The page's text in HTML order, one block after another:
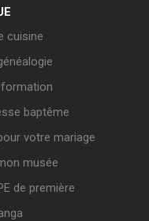
cuisine
formation
baptême
votre mariage
musée
de première